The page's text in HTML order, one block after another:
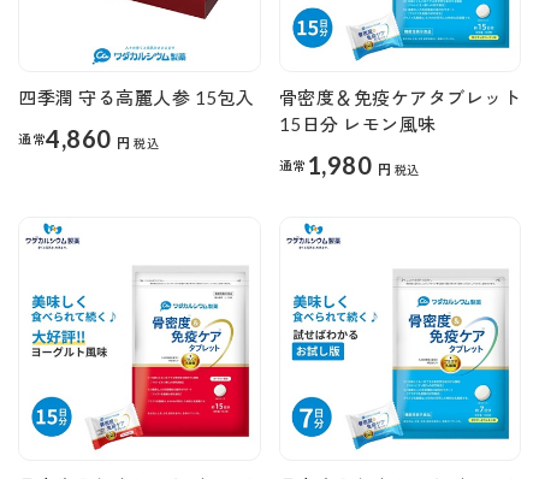
四季潤 守る高麗人参 15包入
通常4,860 円 税込
骨密度＆免疫ケアタブレット
15日分 レモン風味
通常 1,980 円 税込